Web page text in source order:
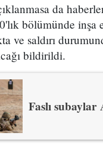
da
bölümünde inşa
ve saldırı
bildirildi.
Faslı